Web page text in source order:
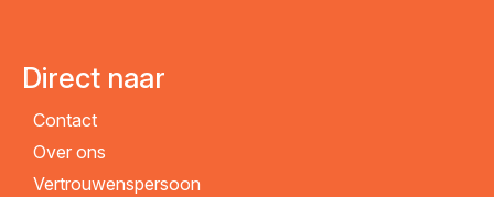
Direct naar
Contact
Over ons
Vertrouwenspersoon